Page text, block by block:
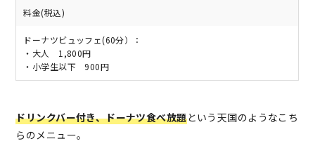
料金(税込)
ドーナツビュッフェ(60分）：
・大人 1,800円
・小学生以下 900円
ドリンクバー付き、ドーナツ食べ放題という天国のようなこち
らのメニュー。